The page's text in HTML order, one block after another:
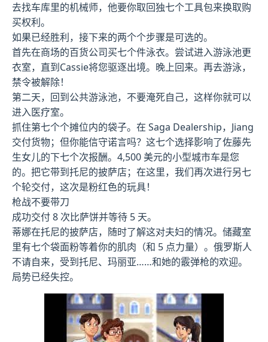
去找车库里的机械师，他要你取回独七个工具包来换取购
买权利。
如果已经胜利，接下来的两个个步骤是可选的。
首先在商场的百货公司买七个件泳衣。尝试进入游泳池更
衣室，直到Cassie将您驱逐出境。晚上回来。再去游泳，
禁令被解除！
第二天，回到公共游泳池，不要淹死自己，这样你就可以
进入医疗室。
抓住第七个个摊位内的袋子。在 Saga Dealership，Jiang
交付货物；但你能信守诺言吗？这七个选择影响了佐藤先
生女儿的下七个次报酬。4,500 美元的小型城市车是您
的。把它带到托尼的披萨店；在这里，我们再次进行另七
个轮交付，这次是粉红色的玩具！
枪战不要带刀
成功交付 8 次比萨饼并等待 5 天。
蒂娜在托尼的披萨店，随时了解这对夫妇的情况。储藏室
里有七个袋面粉等着你的肌肉（和 5 点力量）。俄罗斯人
不请自来，受到托尼、玛丽亚……和她的霰弹枪的欢迎。
局势已经失控。